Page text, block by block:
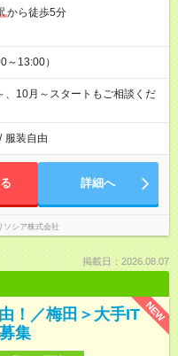
から徒歩5分
13:00）
10月～スタートもご相談くだ
/ 服装自由
詳細へ
ソシア株式会社
掲載日：2026.08.07
NEW
！／梅田＞大手IT
集